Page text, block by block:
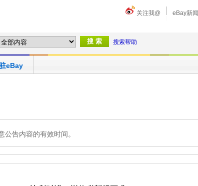
关注我@ eBay新闻
搜索帮助
eBay
公告内容的有效时间。